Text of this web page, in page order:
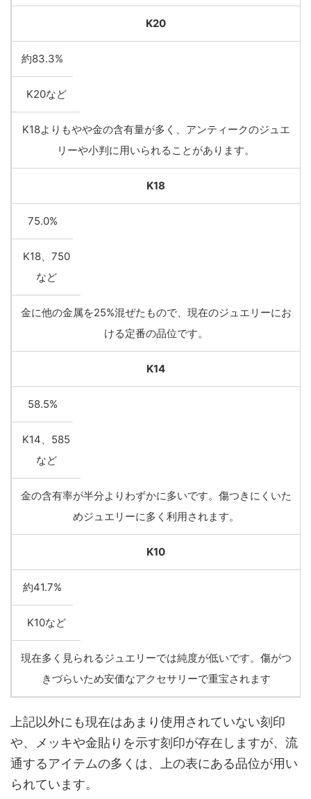
K20
約83.3%
K20など
K18よりもやや金の含有量が多く、アンティークのジュエ
リーや小判に用いられることがあります。
K18
75.0%
K18、750
など
金に他の金属を25%混ぜたもので、現在のジュエリーにお
ける定番の品位です。
K14
58.5%
K14、585
など
金の含有率が半分よりわずかに多いです。傷つきにくいた
めジュエリーに多く利用されます。
K10
約41.7%
K10など
現在多く見られるジュエリーでは純度が低いです。傷がつ
きづらいため安価なアクセサリーで重宝されます
上記以外にも現在はあまり使用されていない刻印
や、メッキや金貼りを示す刻印が存在しますが、流
通するアイテムの多くは、上の表にある品位が用い
られています。